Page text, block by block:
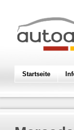
Startseite